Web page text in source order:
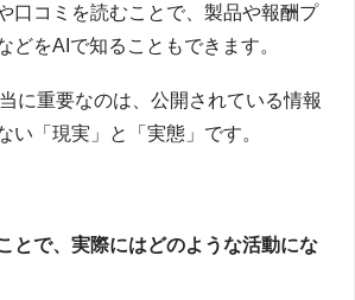
口コミを読むことで、製品や報酬プ
どをAIで知ることもできます。
に重要なのは、公開されている情報
い「現実」と「実態」です。
とで、実際にはどのような活動にな